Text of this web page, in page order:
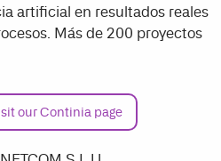
artificial en resultados reales
Más de 200 proyectos
our Continia page